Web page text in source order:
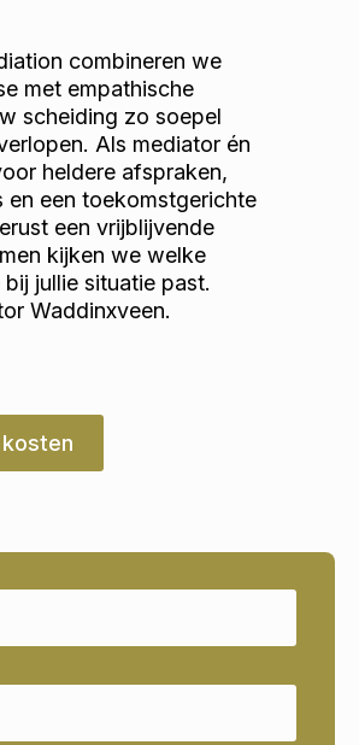
combineren we
met empathische
scheiding zo soepel
Als mediator én
heldere afspraken,
en een toekomstgerichte
een vrijblijvende
kijken we welke
jullie situatie past.
Waddinxveen.